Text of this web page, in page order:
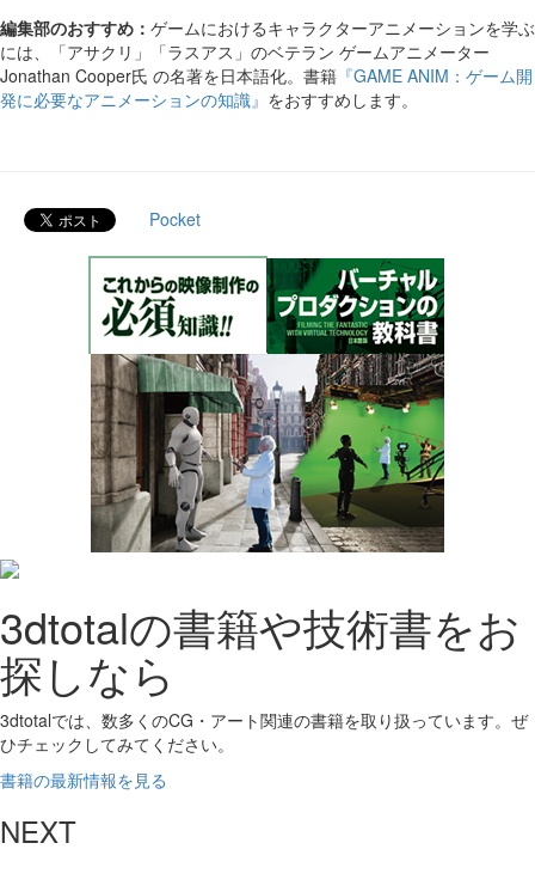
編集部のおすすめ： ゲームにおけるキャラクターアニメーションを学ぶ
には、「アサクリ」「ラスアス」のベテラン ゲームアニメーター
Jonathan Cooper氏 の名著を日本語化。書籍 『GAME ANIM：ゲーム開
発に必要なアニメーションの知識』 をおすすめします。
Pocket
3dtotalの書籍や技術書をお
探しなら
3dtotalでは、数多くのCG・アート関連の書籍を取り扱っています。ぜ
ひチェックしてみてください。
書籍の最新情報を見る
NEXT